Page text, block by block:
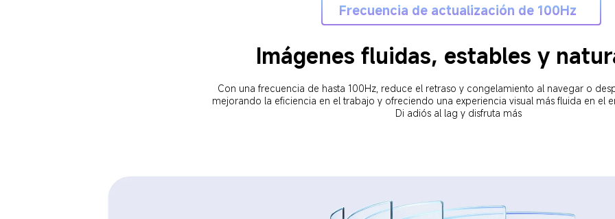
Frecuencia de actualización de 100Hz
Imágenes fluidas, estables y
Con una frecuencia de hasta 100Hz, reduce el retraso y congelamiento al navegar o
mejorando la eficiencia en el trabajo y ofreciendo una experiencia visual más fluida en el
Di adiós al lag y disfruta más